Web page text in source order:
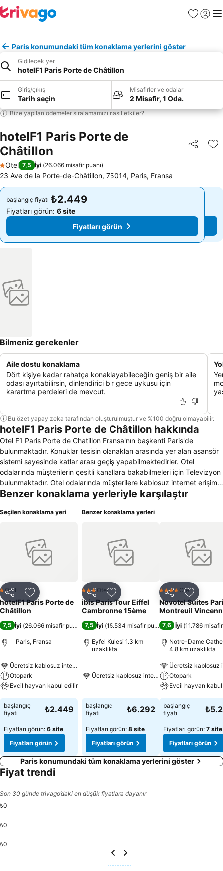
Favoriler
Giriş
Paris konumundaki tüm konaklama yerlerini göster
Gidilecek yer
hotelF1 Paris Porte de Châtillon
Giriş/çıkış
Tarih seçin
Misafirler ve odalar
2 Misafir, 1 Oda.
Bize yapılan ödemeler sıralamamızı nasıl etkiler?
hotelF1 Paris Porte de
Châtillon
Paylaş
1 Yıldız
Otel 7,5 İyi (26.066 misafir puanı)
23 Ave de la Porte-de-Châtillon, 75014, Paris, Fransa
başlangıç fiyatı ₺2.449
Fiyatları görün: 6 site
Fiyatları görün
başlangıç fiyatı ₺2.449
Fiyatları görün: 6 site
Fiyatları görün
Bilmeniz gerekenler
Aile dostu konaklama
Dört kişiye kadar rahatça konaklayabileceğin geniş bir aile
odası ayırtabilirsin, dinlendirici bir gece uykusu için
karartma perdeleri de mevcut.
Bu özet yapay zeka tarafından oluşturulmuştur ve %100 doğru olmayabilir.
hotelF1 Paris Porte de Châtillon hakkında
Otel F1 Paris Porte de Chatillon Fransa'nın başkenti Paris'de
bulunmaktadır. Konuklar tesisin olanakları arasında yer alan asansör
sistemi sayesinde katlar arası geçiş yapabilmektedirler. Otel
odalarında müşterilerin çeşitli kanallara bakabilmeleri için Televizyon
bulunmaktadır. Otel odalarında müşterilere kablosuz internet erişim
olanağı sağlamaktadır. Evcil hayvan müşterinin istemesi üzerine
çeşitli içecek içmeleri için lobisinde ağırlamaktadır. Otelde aracı olan
özelliklerinden biri de engelli konuklar için dizayn edilmiş oda ve
ulaşım olanaklarıdır. Komplekste hızlı checkin/checkot
bulunmaktadır. Otele gelen müşterilere kredi kart ile ödeme
donatılmıştır.
Benzer konaklama yerleriyle karşılaştır
Seçilen konaklama yeri
Paylaş Favorilerime ekle
1 Yıldız
Otel
hotelF1 Paris Porte de
Châtillon
7,5 İyi (26.066 misafir puanı )
Paris, Fransa
Ücretsiz kablosuz internet
Otopark
Evcil hayvan kabul edilir
başlangıç
fiyatı
₺2.449
Fiyatları görün: 6 site
Fiyatları görün
Benzer konaklama yerleri
Paylaş Favorilerime ekle
3 YıldızOtel
ibis Paris Tour Eiffel
Cambronne 15ème
7,5 İyi (15.534 misafir puanı)
Eyfel Kulesi 1.3 km
uzaklıkta
Ücretsiz kablosuz internet
başlangıç
fiyatı
₺6.292
Fiyatları görün: 8 site
Fiyatları görün
Paylaş
4 Yıldız Otel
Novotel Suites
Montreuil
7,6 İyi (11.786
Notre-Dame
4.8 km uzaklıkta
Ücretsiz kablosuz
Otopark
Evcil hayvan
başlangıç
fiyatı
Fiyatları görün: 7 site
Fiyatları görün
Paris konumundaki tüm konaklama yerlerini göster
Fiyat trendi
Son 30 günde trivago’daki en düşük fiyatlara dayanır
₺0
₺0
₺0